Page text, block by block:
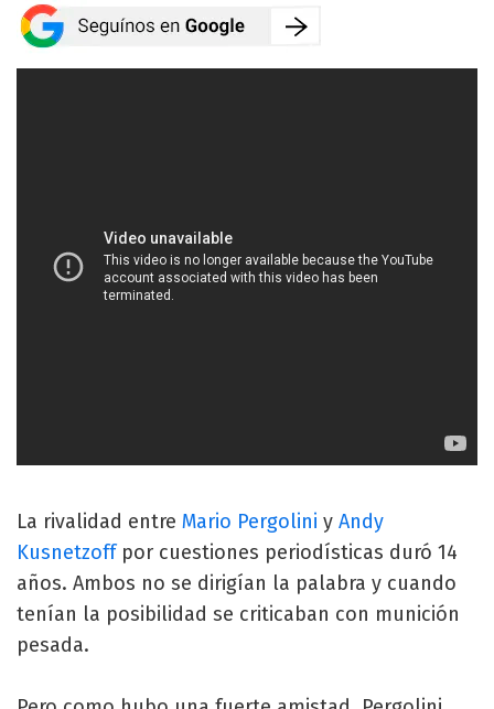
La rivalidad entre Mario Pergolini y Andy
Kusnetzoffpor cuestiones periodísticas duró 14
años. Ambos no se dirigían la palabra y cuando
tenían la posibilidad se criticaban con munición
pesada.